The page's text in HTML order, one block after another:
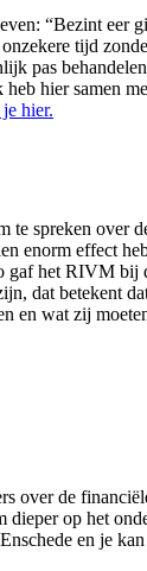
“Bezint eer
tijd
pas
heb hier samen
hier.
te spreken over
enorm effect
gaf het RIVM bij
dat betekent
en wat zij
over de
dieper op het
en je kan